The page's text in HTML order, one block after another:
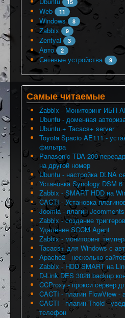
15
Web 11
Windows 8
Zabbix 9
Zentyal 3
Авто 2
Сетевые устройства 9
Самые читаемые
Zabbix - Мониторинг ИБП
Ubuntu - доменная
Ubuntu + Tacacs+ server
Toyota Spacio AE111 -
фильтра
Panasonic TDA-200
на другой номер
Ubuntu - настройка DLNA
Установка Synology DSM
Zabbix - SMART HDD на
CACTI - Установка
Joomla - плагин
Zabbix - создание триггеров
Удаление SCCM Agent
Zabbix - мониторинг
Tacacs+ для Windows с
Apache2 - несколько
Zabbix - HDD SMART на
D-Link DES 3028 backup
CCProxy - прокси сервер
CACTI - плагин FlowView -
CACTI - плагин Thold -
телефон